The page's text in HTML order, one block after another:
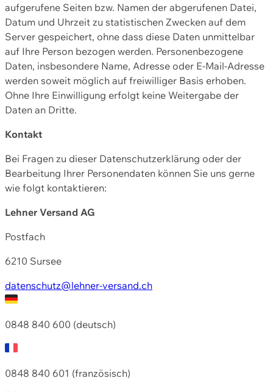
aufgerufene Seiten bzw. Namen der abgerufenen Datei,
Datum und Uhrzeit zu statistischen Zwecken auf dem
Server gespeichert, ohne dass diese Daten unmittelbar
auf Ihre Person bezogen werden. Personenbezogene
Daten, insbesondere Name, Adresse oder E-Mail-Adresse
werden soweit möglich auf freiwilliger Basis erhoben.
Ohne Ihre Einwilligung erfolgt keine Weitergabe der
Daten an Dritte.
Kontakt
Bei Fragen zu dieser Datenschutzerklärung oder der
Bearbeitung Ihrer Personendaten können Sie uns gerne
wie folgt kontaktieren:
Lehner Versand AG
Postfach
6210 Sursee
datenschutz@lehner-versand.ch
0848 840 600 (deutsch)
0848 840 601 (französisch)